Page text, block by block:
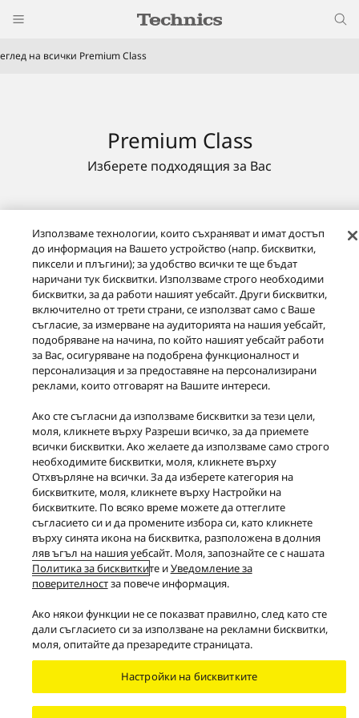
на всички Premium Class
Изберете подходящия за Вас
Premium Class
Facebook X YouTube
Instagram
Условия и правила
Защита на данни
Политика на „бисквитките”
Достъпност
Докладвайте за бариери
EU Data Act
ЗАКОНОВА ГАРАНЦИЯ
Area/Country
Copyright © 2026 Panasonic Marketing Europe GmbH South-East Europe
Branch Office
Всички права запазени
Използваме технологии, които съхраняват и имат достъп
до информация на Вашето устройство (напр. бисквитки,
пиксели и плъгини); за удобство всички те ще бъдат
наричани тук бисквитки. Използваме строго необходими
бисквитки, за да работи нашият уебсайт. Други бисквитки,
включително от трети страни, се използват само с Ваше
съгласие, за измерване на аудиторията на нашия уебсайт,
подобряване на начина, по който нашият уебсайт работи
за Вас, осигуряване на подобрена функционалност и
персонализация и за предоставяне на персонализирани
реклами, които отговарят на Вашите интереси.
Ако сте съгласни да използваме бисквитки за тези цели,
моля, кликнете върху Разреши всичко, за да приемете
всички бисквитки. Ако желаете да използваме само строго
необходимите бисквитки, моля, кликнете върху
Отхвърляне на всички. За да изберете категория на
бисквитките, моля, кликнете върху Настройки на
бисквитките. По всяко време можете да оттеглите
съгласието си и да промените избора си, като кликнете
върху синята икона на бисквитка, разположена в долния
ляв ъгъл на нашия уебсайт. Моля, запознайте се с нашата
Политика за бисквитките иУведомление за
поверителностза повече информация.
Ако някои функции не се показват правилно, след като сте
дали съгласието си за използване на рекламни бисквитки,
моля, опитайте да презаредите страницата.
Настройки на бисквитките